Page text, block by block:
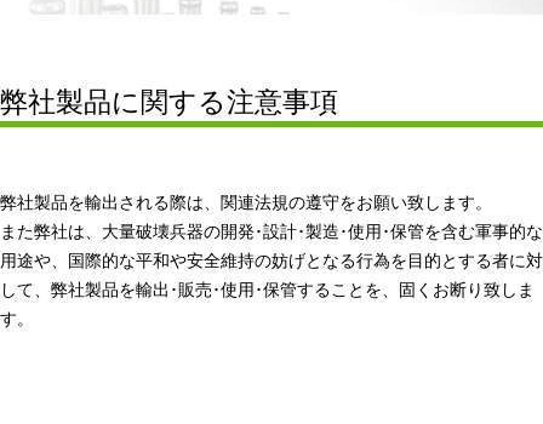
弊社製品に関する注意事項
弊社製品を輸出される際は、関連法規の遵守をお願い致します。
また弊社は、大量破壊兵器の開発･設計･製造･使用･保管を含む軍事的な
用途や、国際的な平和や安全維持の妨げとなる行為を目的とする者に対
して、弊社製品を輸出･販売･使用･保管することを、固くお断り致しま
す。